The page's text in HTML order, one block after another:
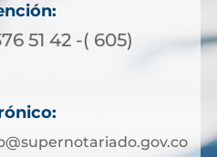
51 42 -( 605)